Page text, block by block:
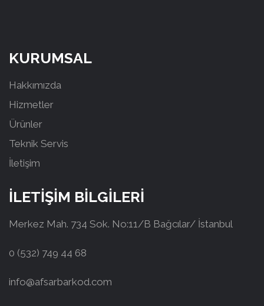
KURUMSAL
Hakkımızda
Hizmetler
Ürünler
Teknik Servis
İletişim
İLETİŞİM BİLGİLERİ
Merkez Mah. 734 Sok. No:11/B Bağcılar/ İstanbul
0 (532) 749 44 68
info@afsarbarkod.com